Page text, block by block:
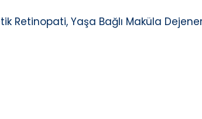
Retinopati, Yaşa Bağlı Maküla